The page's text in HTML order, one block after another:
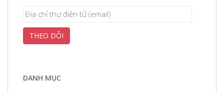
Địa
thư
(email)
THEO DÕI
DANH MỤC